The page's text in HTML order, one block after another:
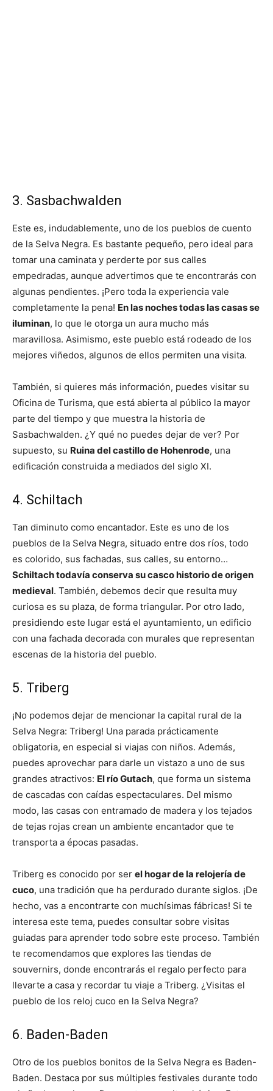
3. Sasbachwalden
Este es, indudablemente, uno de los pueblos de cuento
de la Selva Negra. Es bastante pequeño, pero ideal para
tomar una caminata y perderte por sus calles
empedradas, aunque advertimos que te encontrarás con
algunas pendientes. ¡Pero toda la experiencia vale
completamente la pena! En las noches todas las casas se
iluminan, lo que le otorga un aura mucho más
maravillosa. Asimismo, este pueblo está rodeado de los
mejores viñedos, algunos de ellos permiten una visita.
También, si quieres más información, puedes visitar su
Oficina de Turisma, que está abierta al público la mayor
parte del tiempo y que muestra la historia de
Sasbachwalden. ¿Y qué no puedes dejar de ver? Por
supuesto, su Ruina del castillo de Hohenrode, una
edificación construida a mediados del siglo XI.
4. Schiltach
Tan diminuto como encantador. Este es uno de los
pueblos de la Selva Negra, situado entre dos ríos, todo
es colorido, sus fachadas, sus calles, su entorno…
Schiltach todavía conserva su casco historio de origen
medieval. También, debemos decir que resulta muy
curiosa es su plaza, de forma triangular. Por otro lado,
presidiendo este lugar está el ayuntamiento, un edificio
con una fachada decorada con murales que representan
escenas de la historia del pueblo.
5. Triberg
¡No podemos dejar de mencionar la capital rural de la
Selva Negra: Triberg! Una parada prácticamente
obligatoria, en especial si viajas con niños. Además,
puedes aprovechar para darle un vistazo a uno de sus
grandes atractivos: El río Gutach, que forma un sistema
de cascadas con caídas espectaculares. Del mismo
modo, las casas con entramado de madera y los tejados
de tejas rojas crean un ambiente encantador que te
transporta a épocas pasadas.
Triberg es conocido por ser el hogar de la relojería de
cuco, una tradición que ha perdurado durante siglos. ¡De
hecho, vas a encontrarte con muchísimas fábricas! Si te
interesa este tema, puedes consultar sobre visitas
guiadas para aprender todo sobre este proceso. También
te recomendamos que explores las tiendas de
souvernirs, donde encontrarás el regalo perfecto para
llevarte a casa y recordar tu viaje a Triberg. ¿Visitas el
pueblo de los reloj cuco en la Selva Negra?
6. Baden-Baden
Otro de los pueblos bonitos de la Selva Negra es Baden-
Baden. Destaca por sus múltiples festivales durante todo